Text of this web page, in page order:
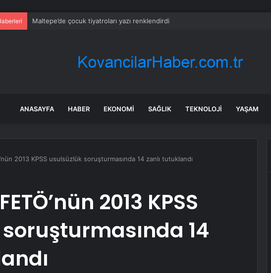
Maltepe’de çocuk tiyatroları yazı renklendirdi
ANASAYFA HABER EKONOMI SAĞLIK TEKNOLOJI YAŞAM
2013 KPSS usulsüzlük soruşturmasında 14 zanlı tutuklandı
2013 KPSS
14